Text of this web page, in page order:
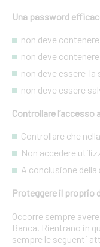
Una password
non deve
non deve
non deve essere
non deve essere
Controllare l’accesso
Controllare che
Non accedere
A conclusione
Proteggere il proprio
Occorre sempre
Banca. Rientrano in
sempre le seguenti